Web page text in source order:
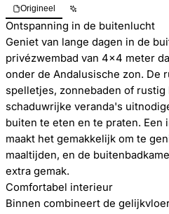
Origineel
Ontspanning in de buitenlucht
Geniet van lange dagen in de
privézwembad van 4x4 meter
onder de Andalusische zon. De
spelletjes, zonnebaden of
schaduwrijke veranda's
buiten te eten en te praten. Een
maakt het gemakkelijk om te
maaltijden, en de
extra gemak.
Comfortabel interieur
Binnen combineert de